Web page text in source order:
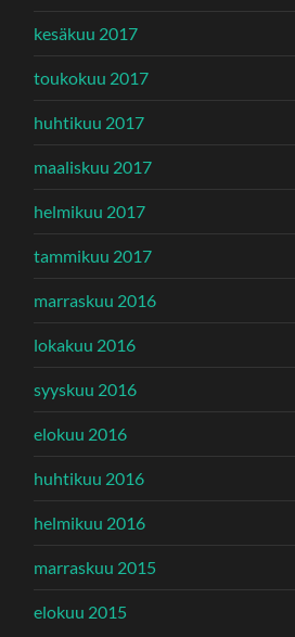
kesäkuu 2017
toukokuu 2017
huhtikuu 2017
maaliskuu 2017
helmikuu 2017
tammikuu 2017
marraskuu 2016
lokakuu 2016
syyskuu 2016
elokuu 2016
huhtikuu 2016
helmikuu 2016
marraskuu 2015
elokuu 2015